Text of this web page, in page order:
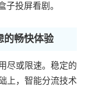
子投屏看剧。
的畅快体验
尽或限速。稳定的
上，智能分流技术